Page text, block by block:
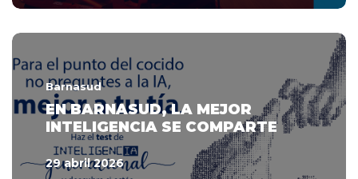
Barnasud
EN BARNASUD, LA MEJOR
INTELIGENCIA SE COMPARTE
29 abril 2026